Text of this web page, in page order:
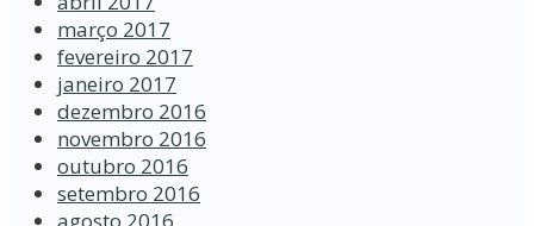
março 2017
fevereiro 2017
janeiro 2017
dezembro 2016
novembro 2016
outubro 2016
setembro 2016